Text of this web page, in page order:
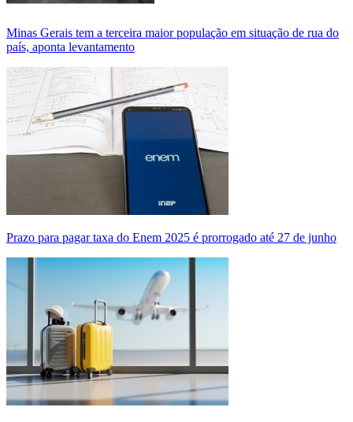
Minas Gerais tem a terceira maior população em situação de rua do
país, aponta levantamento
Prazo para pagar taxa do Enem 2025 é prorrogado até 27 de junho